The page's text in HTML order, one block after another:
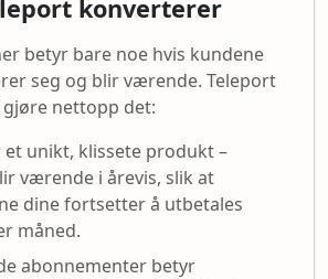
konverterer
betyr bare noe hvis kundene
seg og blir værende. Teleport
nettopp det:
et unikt, klissete produkt –
værende i årevis, slik at
dine fortsetter å utbetales
måned.
abonnementer betyr